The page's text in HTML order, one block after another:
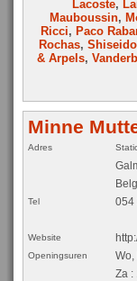
Lacoste,
Mauboussin,
Ricci, Paco
Rochas, Shiseido
& Arpels,
Minne
Adres
Tel 054
Website
Openingsuren
Wo,
Za :